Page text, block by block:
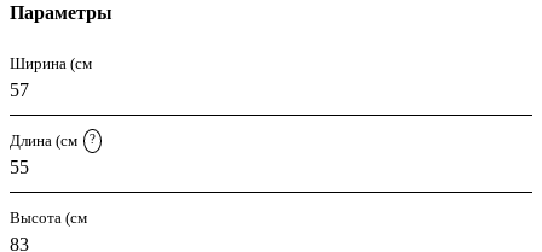
Параметры
Ширина (см
57
Длина (см ?
55
Высота (см
83